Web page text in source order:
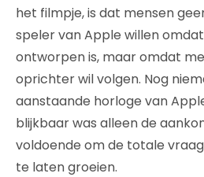
het filmpje, is dat mensen
speler van Apple willen
ontworpen is, maar omdat
oprichter wil volgen. Nog
aanstaande horloge van
blijkbaar was alleen de
voldoende om de totale
te laten groeien.